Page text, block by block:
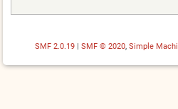
SMF 2.0.19 SMF © 2020, Simple